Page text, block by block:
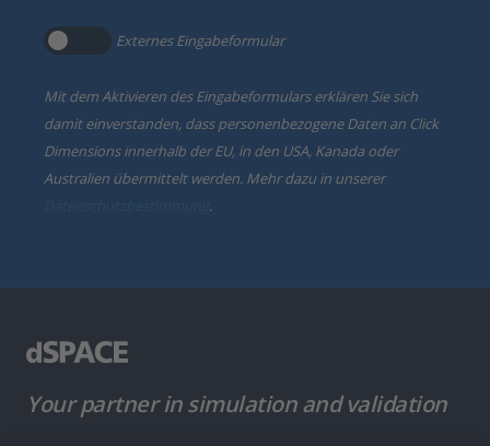
Externes Eingabeformular
Mit dem Aktivieren des Eingabeformulars erklären Sie sich
damit einverstanden, dass personenbezogene Daten an Click
Dimensions innerhalb der EU, in den USA, Kanada oder
Australien übermittelt werden. Mehr dazu in unserer
.
Your partner in simulation and validation